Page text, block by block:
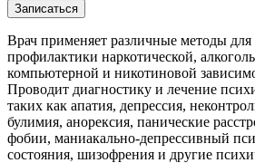
Записаться
Врач применяет различные методы для
профилактики наркотической,
компьютерной и никотиновой
Проводит диагностику и лечение
таких как апатия, депрессия,
булимия, анорексия, панические
фобии, маниакально-депрессивный
состояния, шизофрения и другие